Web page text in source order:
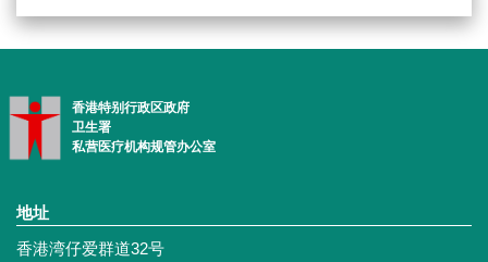
香港特别行政区政府
卫生署
私营医疗机构规管办公室
地址
香港湾仔爱群道32号